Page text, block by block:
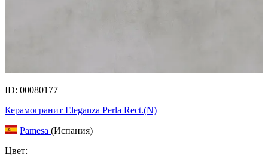
ID: 00080177
Керамогранит Eleganza Perla Rect.(N)
Pamesa (Испания)
Цвет: